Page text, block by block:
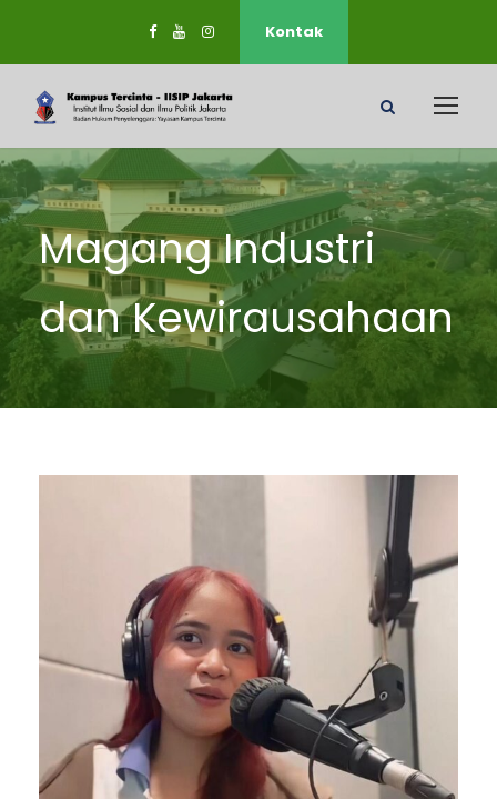
Kontak
Magang Industri
dan Kewirausahaan